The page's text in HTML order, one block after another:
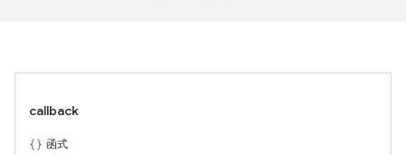
callback
函式